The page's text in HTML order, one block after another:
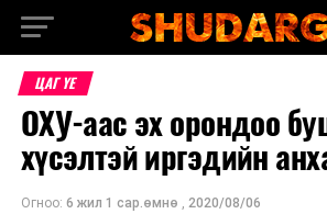
ЦАГ ҮЕ
ОХУ-аас эх орондоо
хүсэлтэй иргэдийн
Огноо: 6 жил 1 сар.өмнө , 2020/08/06